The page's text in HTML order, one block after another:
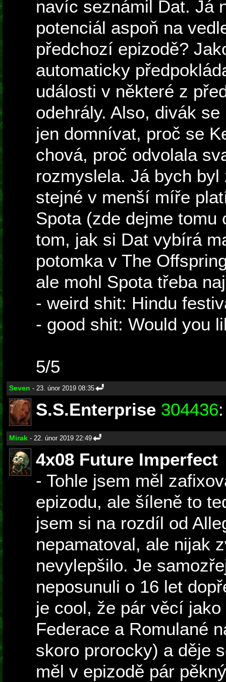
navíc seznámil Dat. Já
potenciál aspoň na
předchozí epizodě?
automaticky
události v některé z
odehrály. Also, divák
jen domnívat, proč se
chová, proč odvolala
rozmyslela. Já bych byl
stejné v menší míře
Spota (zde dejme tomu
tom, jak si Dat vybírá
potomka v The
ale mohl Spota třeba
- weird shit: Hindu
- good shit: Would you
5/5
Seven - 23. únor 2019 08:35
S.S.Enterprise 304436
Mirak - 22. únor 2019 22:49
4x08 Future Imperfect
- Tohle jsem měl
epizodu, ale šíleně to
jsem si na rozdíl od
nepamatoval, ale nijak
nevylepšilo. Je
neposunuli o 16 let
je cool, že pár věcí
Federace a Romulané
skoro prorocky) a děje
měl v epizodě pár